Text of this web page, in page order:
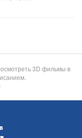
3D фильмы в